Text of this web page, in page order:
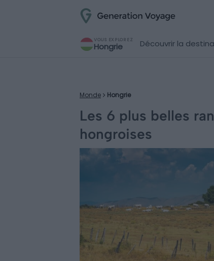
VOUS EXPLOREZ
Hongrie Découvrir la
Monde Hongrie
Les 6 plus belles
hongroises